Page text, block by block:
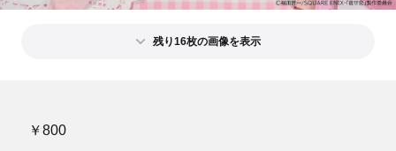
残り16枚の画像を表示
￥800